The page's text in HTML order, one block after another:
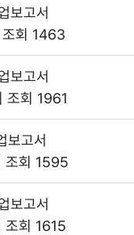
보고서
조회 1463
보고서
조회 1961
보고서
조회 1595
보고서
조회 1615